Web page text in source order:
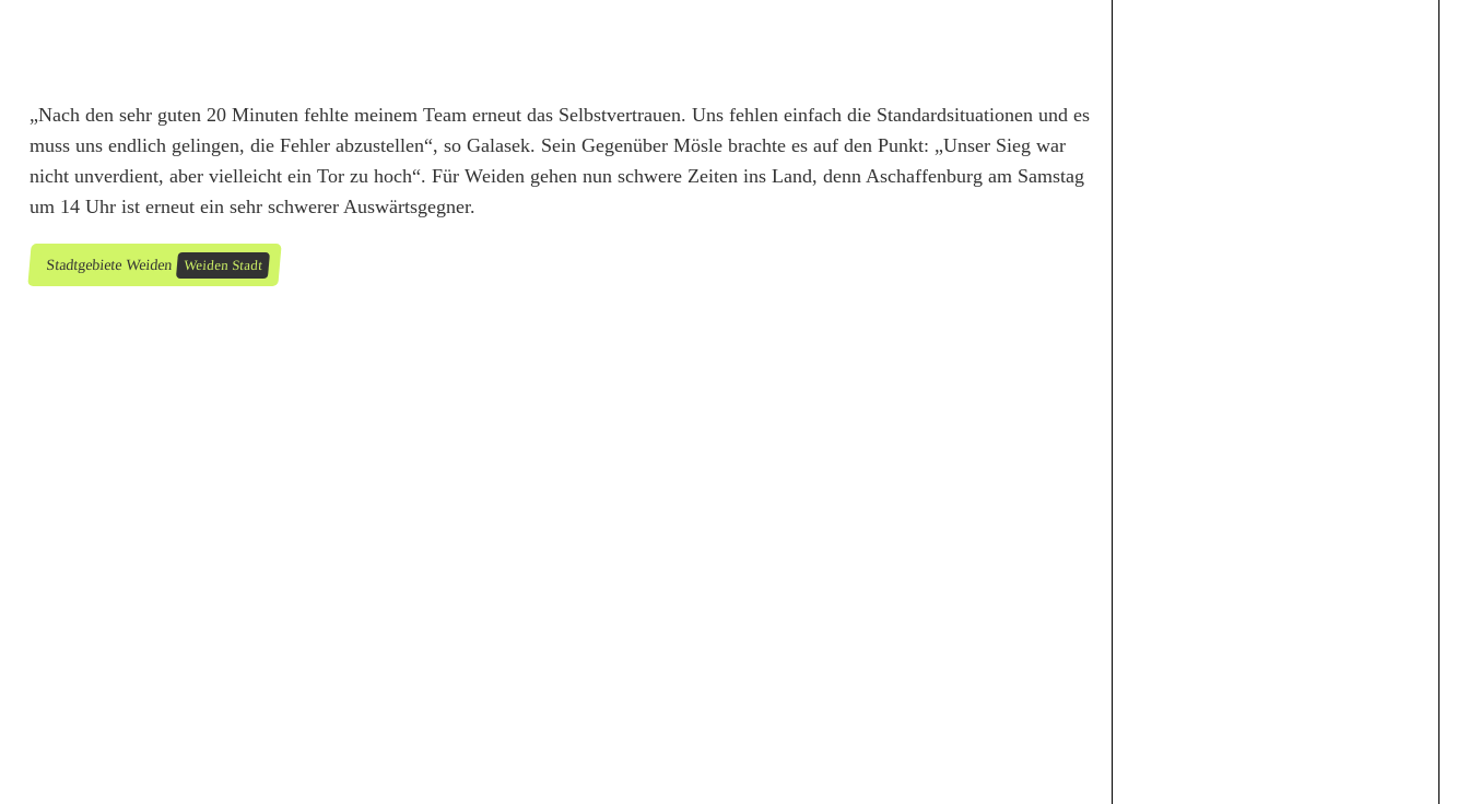
g
g
S
V
„Nach den sehr guten 20 Minuten fehlte meinem Team erneut das Selbstvertrauen. Uns fehlen einfach die Standardsituationen und es
muss uns endlich gelingen, die Fehler abzustellen“, so Galasek. Sein Gegenüber Mösle brachte es auf den Punkt: „Unser Sieg war
nicht unverdient, aber vielleicht ein Tor zu hoch“. Für Weiden gehen nun schwere Zeiten ins Land, denn Aschaffenburg am Samstag
um 14 Uhr ist erneut ein sehr schwerer Auswärtsgegner.
Stadtgebiete Weiden Weiden Stadt